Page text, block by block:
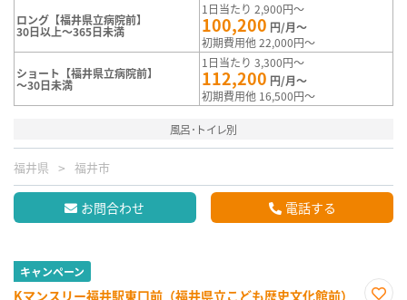
ロング【福井県立病院前】
30日以上～365日未満
1日当たり 2,900円～
100,200 円/月～
初期費用他 22,000円～
ショート【福井県立病院前】
～30日未満
1日当たり 3,300円～
112,200 円/月～
初期費用他 16,500円～
風呂･トイレ別
福井県 福井市
お問合わせ 電話する
キャンペーン
Kマンスリー福井駅東口前（福井県立こども歴史文化館前）